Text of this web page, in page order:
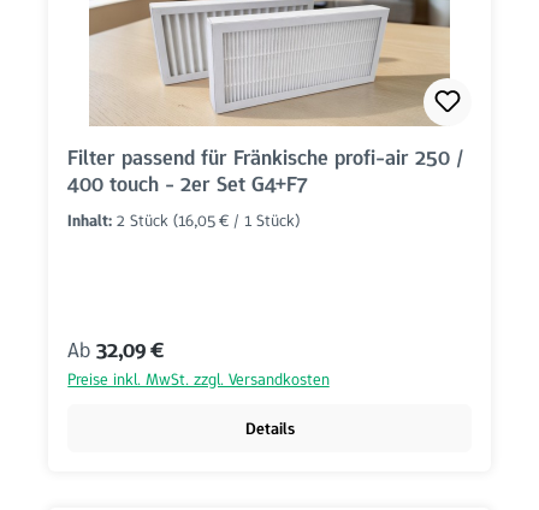
Filter passend für Fränkische profi-air 250 /
400 touch - 2er Set G4+F7
Inhalt: 2 Stück (16,05 € / 1 Stück)
Regulärer Preis:
Ab 32,09 €
Preise inkl. MwSt. zzgl. Versandkosten
Details